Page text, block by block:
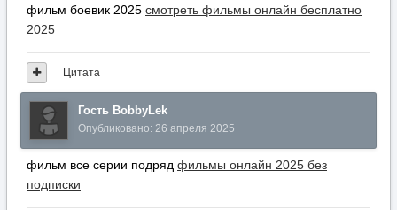
фильм боевик 2025 смотреть фильмы онлайн бесплатно
2025
Цитата
Гость BobbyLek
Опубликовано: 26 апреля 2025
фильм все серии подряд фильмы онлайн 2025 без
подписки